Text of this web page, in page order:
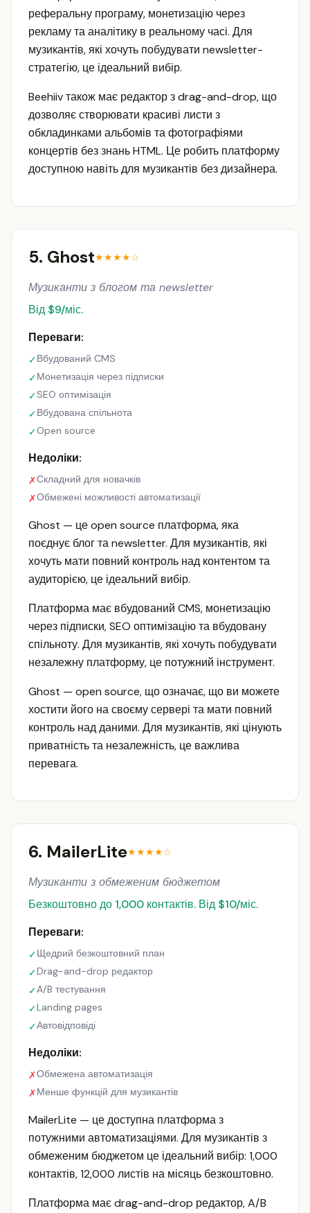
реферальну програму, монетизацію через
рекламу та аналітику в реальному часі. Для
музикантів, які хочуть побудувати newsletter-
стратегію, це ідеальний вибір.
Beehiiv також має редактор з drag-and-drop, що
дозволяє створювати красиві листи з
обкладинками альбомів та фотографіями
концертів без знань HTML. Це робить платформу
доступною навіть для музикантів без дизайнера.
5. Ghost★★★★☆
Музиканти з блогом та newsletter
Від $9/міс.
Переваги:
✓Вбудований CMS
✓Монетизація через підписки
✓SEO оптимізація
✓Вбудована спільнота
✓Open source
Недоліки:
✗Складний для новачків
✗Обмежені можливості автоматизації
Ghost — це open source платформа, яка
поєднує блог та newsletter. Для музикантів, які
хочуть мати повний контроль над контентом та
аудиторією, це ідеальний вибір.
Платформа має вбудований CMS, монетизацію
через підписки, SEO оптимізацію та вбудовану
спільноту. Для музикантів, які хочуть побудувати
незалежну платформу, це потужний інструмент.
Ghost — open source, що означає, що ви можете
хостити його на своєму сервері та мати повний
контроль над даними. Для музикантів, які цінують
приватність та незалежність, це важлива
перевага.
6. MailerLite★★★★☆
Музиканти з обмеженим бюджетом
Безкоштовно до 1,000 контактів. Від $10/міс.
Переваги:
✓Щедрий безкоштовний план
✓Drag-and-drop редактор
✓A/B тестування
✓Landing pages
✓Автовідповіді
Недоліки:
✗Обмежена автоматизація
✗Менше функцій для музикантів
MailerLite — це доступна платформа з
потужними автоматизаціями. Для музикантів з
обмеженим бюджетом це ідеальний вибір: 1,000
контактів, 12,000 листів на місяць безкоштовно.
Платформа має drag-and-drop редактор, A/B